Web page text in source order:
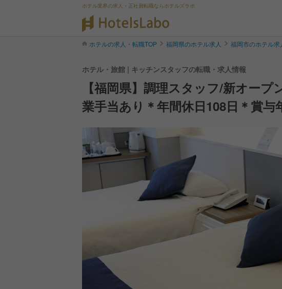
ホテル業界の求人・正社員転職ならホテルズラボ
ホテルの求人・転職TOP 福岡県のホテル求人 福岡市のホテル求
ホテル・旅館 | キッチンスタッフの転職・求人情報
【福岡県】調理スタッフ/新オー
業手当あり＊年間休日108日＊賞与